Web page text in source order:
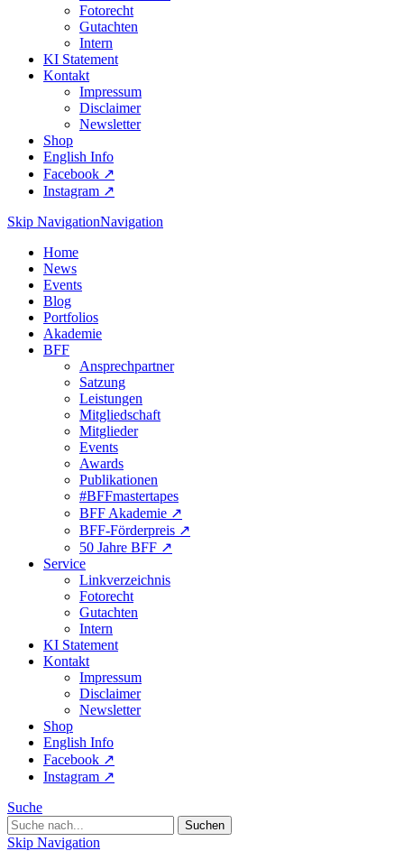
Fotorecht
Gutachten
Intern
KI Statement
Kontakt
Impressum
Disclaimer
Newsletter
Shop
English Info
Facebook ↗︎
Instagram ↗︎
Skip NavigationNavigation
Home
News
Events
Blog
Portfolios
Akademie
BFF
Ansprechpartner
Satzung
Leistungen
Mitgliedschaft
Mitglieder
Events
Awards
Publikationen
#BFFmastertapes
BFF Akademie ↗︎
BFF-Förderpreis ↗︎
50 Jahre BFF ↗︎
Service
Linkverzeichnis
Fotorecht
Gutachten
Intern
KI Statement
Kontakt
Impressum
Disclaimer
Newsletter
Shop
English Info
Facebook ↗︎
Instagram ↗︎
Suche
Skip Navigation